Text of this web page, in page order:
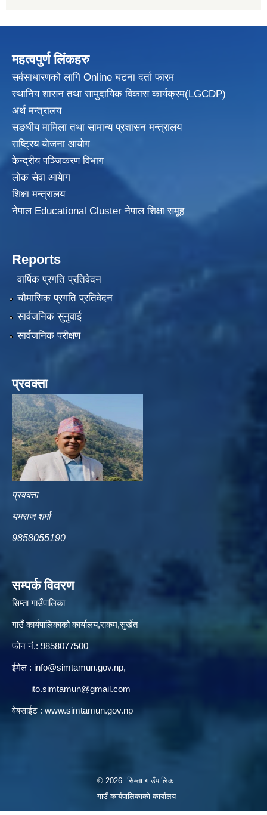
महत्वपुर्ण लिंकहरु
सर्वसाधारणको लागि Online घटना दर्ता फारम
स्थानिय शासन तथा सामुदायिक विकासकार्यक्रम(LGCDP)
अर्थ मन्त्रालय
सङघीय मामिला तथा सामान्य प्रशासन मन्त्रालय
राष्ट्रिय योजना आयोग
केन्द्रीय पञ्जिकरण विभाग
लोक सेवा आयेाग
शिक्षा मन्त्रालय
नेपाल Educational Cluster नेपाल शिक्षा समूह
Reports
वार्षिक प्रगति प्रतिवेदन
चौमासिक प्रगति प्रतिवेदन
सार्वजनिक सुनुवाई
सार्वजनिक परीक्षण
प्रवक्ता
प्रवक्ता
यमराज शर्मा
9858055190
सम्पर्क विवरण
सिम्ता गाउँपालिका
गाउँ कार्यपालिकाको कार्यालय,राकम,सुर्खेत
फोन नं.: 9858077500
ईमेल‌ : info@simtamun.gov.np,
ito.simtamun@gmail.com
वेबसाईट : www.simtamun.gov.np
© 2026 सिम्ता गाउँपालिका
गाउँ कार्यपालिकाको कार्यालय